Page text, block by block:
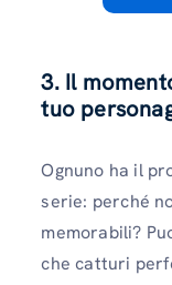
3. Il
tuo
Ognuno ha il
serie: perché
memorabili?
che catturi